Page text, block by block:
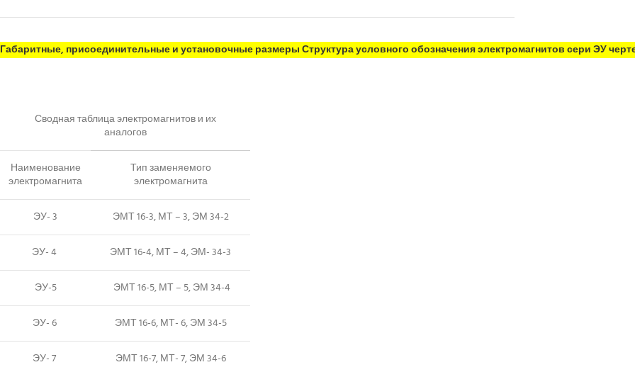
Габаритные, присоединительные и установочные размеры Структура условного обозначения электромагнитов сери ЭУ
Сводная таблица электромагнитов и их
аналогов
Наименование
электромагнита
Тип заменяемого
электромагнита
ЭУ- 3 ЭМТ 16-3, МТ – 3, ЭМ 34-2
ЭУ- 4 ЭМТ 16-4, МТ – 4, ЭМ- 34-3
ЭУ-5 ЭМТ 16-5, МТ – 5, ЭМ 34-4
ЭУ- 6 ЭМТ 16-6, МТ- 6, ЭМ 34-5
ЭУ- 7 ЭМТ 16-7, МТ- 7, ЭМ 34-6